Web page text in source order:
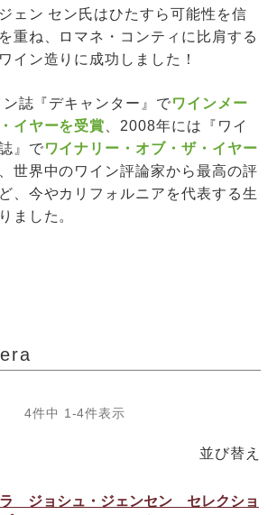
ェン セン氏はひたすら可能性を信
重ね、ロマネ・コンティに比肩する
イン造りに成功しました！
誌『デキャンター』でワインメー
イヤーを受賞 、2008年には『ワイ
』でワイナリー・オブ・ザ・イヤー
世界中のワイン評論家から最高の評
、今やカリフォルニアを代表する生
ました。
並び替え
4件中 1 -4件表示
ジョシュ・ジェンセン セレクショ